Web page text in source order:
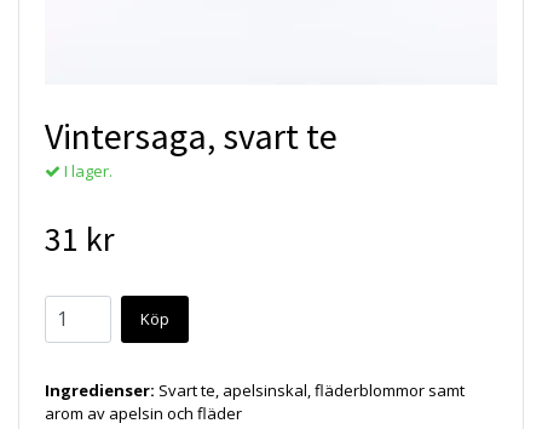
Vintersaga, svart te
I lager.
31 kr
Köp
Ingredienser: Svart te, apelsinskal, fläderblommor samt
arom av apelsin och fläder